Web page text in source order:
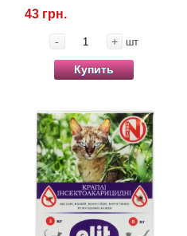
43 грн.
- + шт
Купить